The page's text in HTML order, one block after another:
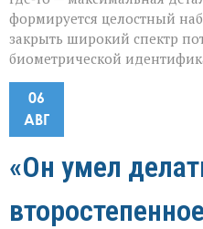
формируется целостный
закрыть широкий спектр
биометрической
06
АВГ
«Он умел
второстепенное